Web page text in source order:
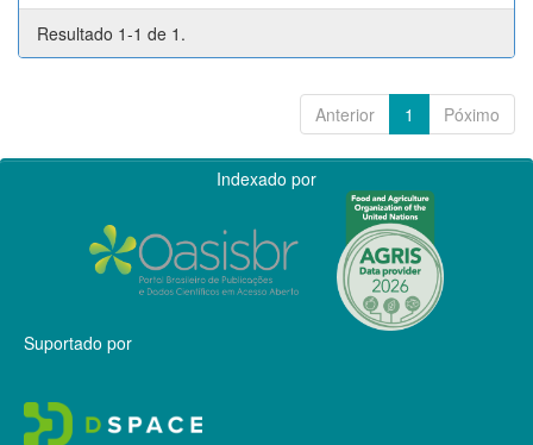
Resultado 1-1 de 1.
Anterior 1 Póximo
Indexado por
Suportado por